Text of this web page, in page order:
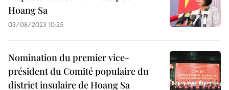
Hoang Sa
03/08/2023 10:25
Nomination du premier vice-
président du Comité populaire du
district insulaire de Hoang Sa